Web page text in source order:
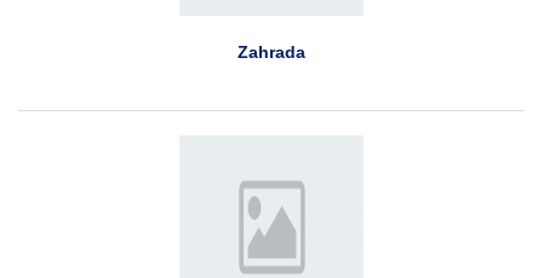
Zahrada